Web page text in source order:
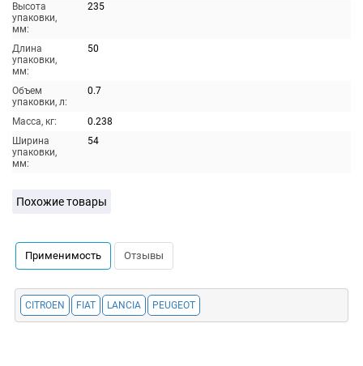
Высота
упаковки,
мм:
235
Длина
упаковки,
мм:
50
Объем
упаковки, л:
0.7
Масса, кг:
0.238
Ширина
упаковки,
мм:
54
Похожие товары
Применимость Отзывы
CITROEN FIAT LANCIA PEUGEOT